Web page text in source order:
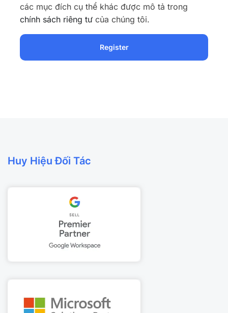
các mục đích cụ thể khác được mô tả trong
chính sách riêng tư của chúng tôi.
Huy Hiệu Đối Tác